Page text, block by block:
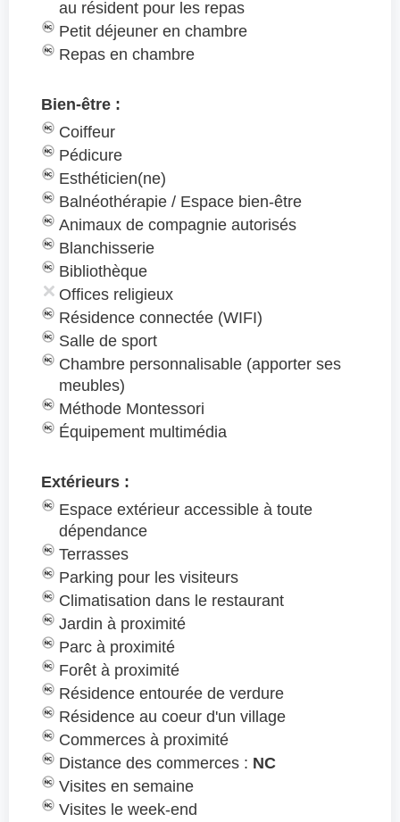
au résident pour les repas
Petit déjeuner en chambre
Repas en chambre
Bien-être :
Coiffeur
Pédicure
Esthéticien(ne)
Balnéothérapie / Espace bien-être
Animaux de compagnie autorisés
Blanchisserie
Bibliothèque
Offices religieux
Résidence connectée (WIFI)
Salle de sport
Chambre personnalisable (apporter ses
meubles)
Méthode Montessori
Équipement multimédia
Extérieurs :
Espace extérieur accessible à toute
dépendance
Terrasses
Parking pour les visiteurs
Climatisation dans le restaurant
Jardin à proximité
Parc à proximité
Forêt à proximité
Résidence entourée de verdure
Résidence au coeur d'un village
Commerces à proximité
Distance des commerces : NC
Visites en semaine
Visites le week-end